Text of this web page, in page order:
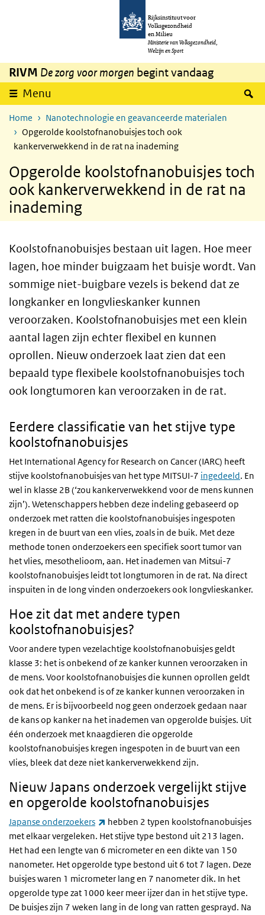
Overslaan en naar de inhoud gaan
Rijksinstituut voor
Volksgezondheid
en Milieu
Ministerie van Volksgezondheid,
Welzijn en Sport
RIVM De zorg voor morgen begint vandaag
Menu
Home
Nanotechnologie en geavanceerde materialen
Opgerolde koolstofnanobuisjes toch ook
kankerverwekkend in de rat na inademing
Opgerolde koolstofnanobuisjes toch
ook kankerverwekkend in de rat na
inademing
Koolstofnanobuisjes bestaan uit lagen. Hoe meer
lagen, hoe minder buigzaam het buisje wordt. Van
sommige niet-buigbare vezels is bekend dat ze
longkanker en longvlieskanker kunnen
veroorzaken. Koolstofnanobuisjes met een klein
aantal lagen zijn echter flexibel en kunnen
oprollen. Nieuw onderzoek laat zien dat een
bepaald type flexibele koolstofnanobuisjes toch
ook longtumoren kan veroorzaken in de rat.
Eerdere classificatie van het stijve type
koolstofnanobuisjes
Het International Agency for Research on Cancer (IARC) heeft
stijve koolstofnanobuisjes van het type MITSUI-7 ingedeeld. En
wel in klasse 2B (‘zou kankerverwekkend voor de mens kunnen
zijn’). Wetenschappers hebben deze indeling gebaseerd op
onderzoek met ratten die koolstofnanobuisjes ingespoten
kregen in de buurt van een vlies, zoals in de buik. Met deze
methode tonen onderzoekers een specifiek soort tumor van
het vlies, mesothelioom, aan. Het inademen van Mitsui-7
koolstofnanobuisjes leidt tot longtumoren in de rat. Na direct
inspuiten in de long vinden onderzoekers ook longvlieskanker.
Hoe zit dat met andere typen
koolstofnanobuisjes?
Voor andere typen vezelachtige koolstofnanobuisjes geldt
klasse 3: het is onbekend of ze kanker kunnen veroorzaken in
de mens. Voor koolstofnanobuisjes die kunnen oprollen geldt
ook dat het onbekend is of ze kanker kunnen veroorzaken in
de mens. Er is bijvoorbeeld nog geen onderzoek gedaan naar
de kans op kanker na het inademen van opgerolde buisjes. Uit
één onderzoek met knaagdieren die opgerolde
koolstofnanobuisjes kregen ingespoten in de buurt van een
vlies, bleek dat deze niet kankerverwekkend zijn.
Nieuw Japans onderzoek vergelijkt stijve
en opgerolde koolstofnanobuisjes
Japanse onderzoekers (externe link)
hebben 2 typen koolstofnanobuisjes
met elkaar vergeleken. Het stijve type bestond uit 213 lagen.
Het had een lengte van 6 micrometer en een dikte van 150
nanometer. Het opgerolde type bestond uit 6 tot 7 lagen. Deze
buisjes waren 1 micrometer lang en 7 nanometer dik. In het
opgerolde type zat 1000 keer meer ijzer dan in het stijve type.
De buisjes zijn 7 weken lang in de long van ratten gesprayd. Na